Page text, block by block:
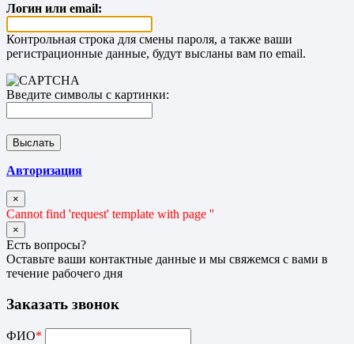
Логин или email:
Контрольная строка для смены пароля, а также ваши
регистрационные данные, будут высланы вам по email.
Введите символы с картинки:
Авторизация
×
Cannot find 'request' template with page ''
×
Есть вопросы?
Оставьте ваши контактные данные и мы свяжемся с вами в
течение рабочего дня
Заказать звонок
ФИО*